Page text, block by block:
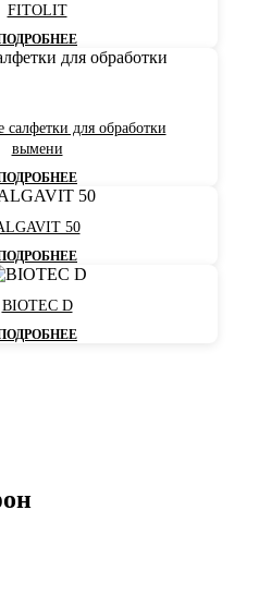
FITOLIT
для обработки
вымени
50
BIOTEC D